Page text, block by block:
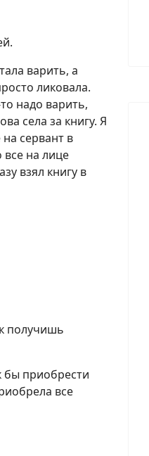
варить, а
ликовала.
надо варить,
села за книгу. Я
сервант в
на лице
взял книгу в
получишь
бы приобрести
все